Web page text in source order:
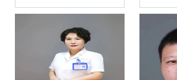
介入治疗、靶向治疗、免疫治
疗、营养支持及心理关怀为主
的综合治疗。尤其是乳腺癌、
妇科恶性肿瘤、泌尿系肿瘤、
肺癌、肝癌等的诊断、治疗。